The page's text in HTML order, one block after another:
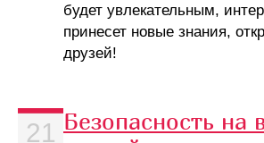
будет увлекательным,
принесет новые знания,
друзей!
21 Безопасность на